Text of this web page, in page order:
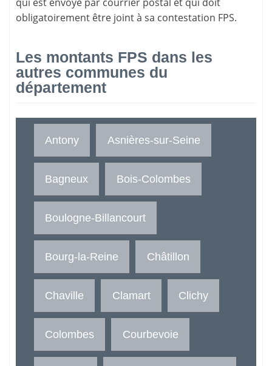
obligatoirement être joint à sa contestation FPS.
Les montants FPS dans les
autres communes du
département
Antony Asnières-sur-Seine
Bagneux Bois-Colombes
Boulogne-Billancourt
Bourg-la-Reine Châtillon
Chaville Clamart Clichy
Colombes Courbevoie